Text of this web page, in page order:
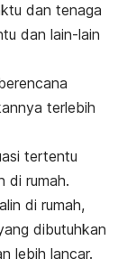
dan tenaga
dan lain-lain
terlebih
tertentu
di rumah.
di rumah,
dibutuhkan
lebih lancar.